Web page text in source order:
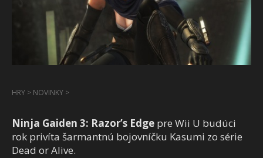
HRY > NOVINKY >
Ninja Gaiden 3: Razor’s Edge pre Wii U budúci
rok privíta šarmantnú bojovníčku Kasumi zo série
Dead or Alive.